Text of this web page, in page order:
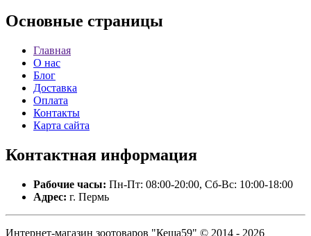
Основные страницы
Главная
О нас
Блог
Доставка
Оплата
Контакты
Карта сайта
Контактная информация
Рабочие часы: Пн-Пт: 08:00-20:00, Сб-Вс: 10:00-18:00
Адрес: г. Пермь
Интернет-магазин зоотоваров "Кеша59" © 2014 - 2026